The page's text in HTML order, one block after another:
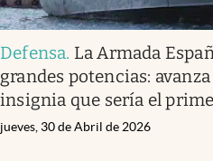
Defensa. La Armada
grandes potencias:
insignia que sería el
jueves, 30 de Abril de 2026